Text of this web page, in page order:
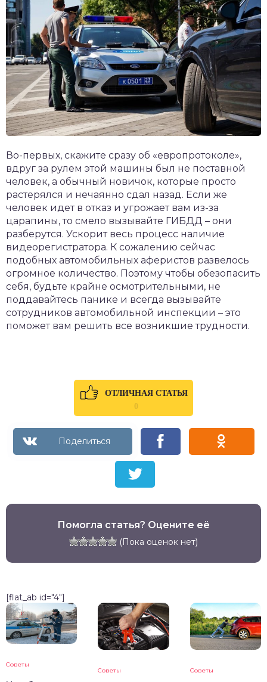
Во-первых, скажите сразу об «европротоколе»,
вдруг за рулем этой машины был не поставной
человек, а обычный новичок, которые просто
растерялся и нечаянно сдал назад. Если же
человек идет в отказ и угрожает вам из-за
царапины, то смело вызывайте ГИБДД – они
разберутся. Ускорит весь процесс наличие
видеорегистратора. К сожалению сейчас
подобных автомобильных аферистов развелось
огромное количество. Поэтому чтобы обезопасить
себя, будьте крайне осмотрительными, не
поддавайтесь панике и всегда вызывайте
сотрудников автомобильной инспекции – это
поможет вам решить все возникшие трудности.
ОТЛИЧНАЯ СТАТЬЯ
0
Помогла статья? Оцените её
(Пока оценок нет)
[flat_ab id="4"]
Советы
Советы Советы